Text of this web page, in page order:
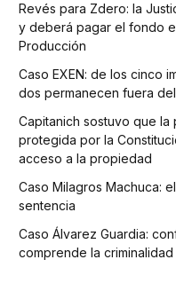
Revés para Zdero: la
y deberá pagar el fondo
Producción
Caso EXEN: de los cinco
dos permanecen fuera
Capitanich sostuvo que
protegida por la
acceso a la propiedad
Caso Milagros Machuca:
sentencia
Caso Álvarez Guardia:
comprende la